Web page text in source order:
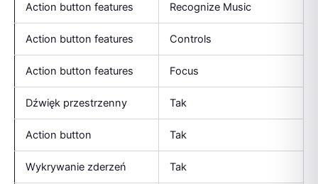
Action button features Recognize Music
Action button features Controls
Action button features Focus
Dźwięk przestrzenny Tak
Action button Tak
Wykrywanie zderzeń Tak